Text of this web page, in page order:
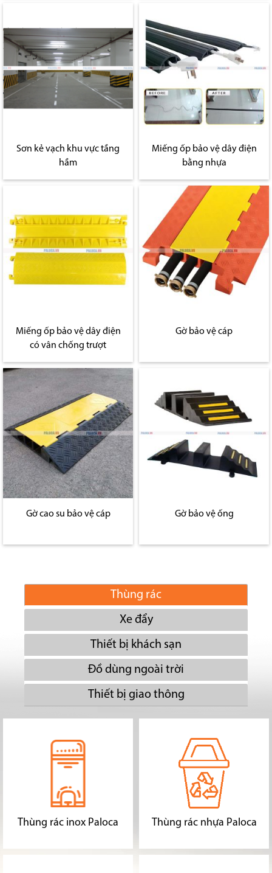
Sơn kẻ vạch khu vực tầng
hầm
Miếng ốp bảo vệ dây điện
bằng nhựa
Miếng ốp bảo vệ dây điện
có vân chống trượt
Gờ bảo vệ cáp
Gờ cao su bảo vệ cáp Gờ bảo vệ ống
Thùng rác
Xe đẩy
Thiết bị khách sạn
Đồ dùng ngoài trời
Thiết bị giao thông
Thùng rác inox Paloca Thùng rác nhựa Paloca